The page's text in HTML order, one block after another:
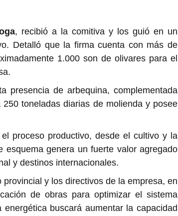
, recibió a la comitiva y los guió en un
Detalló que la firma cuenta con más de
1.000 son de olivares para el
presencia de arbequina, complementada
toneladas diarias de molienda y posee
proceso productivo, desde el cultivo y la
esquema genera un fuerte valor agregado
y destinos internacionales.
y los directivos de la empresa, en
de obras para optimizar el sistema
buscará aumentar la capacidad